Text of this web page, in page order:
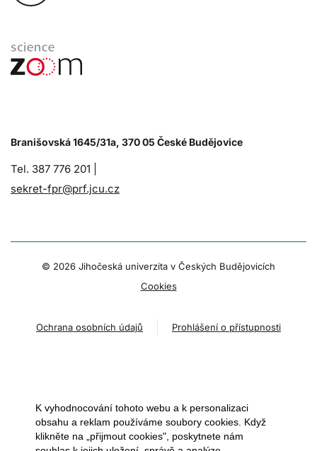
Branišovská 1645/31a, 370 05 České Budějovice
Tel. 387 776 201 |
sekret-fpr@prf.jcu.cz
© 2026 Jihočeská univerzita v Českých Budějovicích
Cookies
Ochrana osobních údajů Prohlášení o přístupnosti
K vyhodnocování tohoto webu a k personalizaci
obsahu a reklam používáme soubory cookies. Když
klikněte na „přijmout cookies", poskytnete nám